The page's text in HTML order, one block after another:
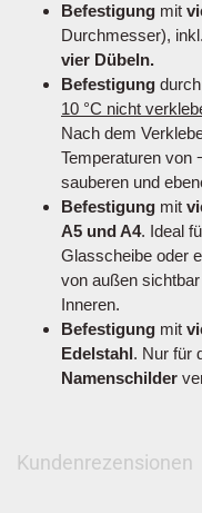
Befestigung mit
Durchmesser), inkl.
vier Dübeln.
Befestigung
10 °C nicht
Nach dem
Temperaturen von
sauberen und
Befestigung mit
A5 und A4. Ideal
Glasscheibe oder
von außen
Inneren.
Befestigung mit
Edelstahl. Nur für
Namenschilder
Kundenrezensionen